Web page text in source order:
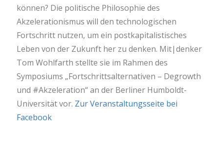
können? Die politische Philosophie des
Akzelerationismus will den technologischen
Fortschritt nutzen, um ein postkapitalistisches
Leben von der Zukunft her zu denken. Mit|denker
Tom Wohlfarth stellte sie im Rahmen des
Symposiums „Fortschrittsalternativen – Degrowth
und #Akzeleration“ an der Berliner Humboldt-
Universität vor. Zur Veranstaltungsseite bei
Facebook